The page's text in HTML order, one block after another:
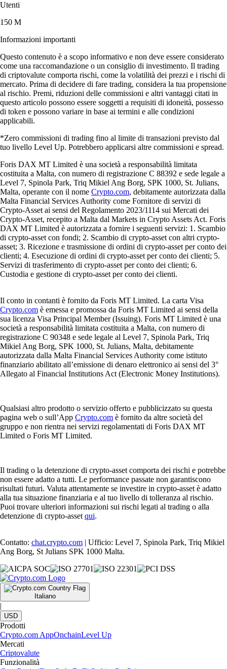
Utenti
150 M
Informazioni importanti
Questo contenuto è a scopo informativo e non deve essere considerato
come una raccomandazione o un consiglio di investimento. Il trading
di criptovalute comporta rischi, come la volatilità dei prezzi e i rischi di
mercato. Prima di decidere di fare trading, considera la tua propensione
al rischio. Premi, riduzioni delle commissioni e altri vantaggi citati in
questo articolo possono essere soggetti a requisiti di idoneità, possesso
di token e possono variare in base ai termini e alle condizioni
applicabili.
*Zero commissioni di trading fino al limite di transazioni previsto dal
tuo livello Level Up. Potrebbero applicarsi altre commissioni e spread.
Foris DAX MT Limited è una società a responsabilità limitata
costituita a Malta, con numero di registrazione C 88392 e sede legale a
Level 7, Spinola Park, Triq Mikiel Ang Borg, SPK 1000, St. Julians,
Malta, operante con il nome Crypto.com, debitamente autorizzata dalla
Malta Financial Services Authority come Fornitore di servizi di
Crypto-Asset ai sensi del Regolamento 2023/1114 sui Mercati dei
Crypto-Asset, recepito a Malta dal Markets in Crypto Assets Act. Foris
DAX MT Limited è autorizzata a fornire i seguenti servizi: 1. Scambio
di crypto-asset con fondi; 2. Scambio di crypto-asset con altri crypto-
asset; 3. Ricezione e trasmissione di ordini di crypto-asset per conto dei
clienti; 4. Esecuzione di ordini di crypto-asset per conto dei clienti; 5.
Servizi di trasferimento di crypto-asset per conto dei clienti; 6.
Custodia e gestione di crypto-asset per conto dei clienti.
Il conto in contanti è fornito da Foris MT Limited. La carta Visa
Crypto.com è emessa e promossa da Foris MT Limited ai sensi della
sua licenza Visa Principal Member (Issuing). Foris MT Limited è una
società a responsabilità limitata costituita a Malta, con numero di
registrazione C 90348 e sede legale al Level 7, Spinola Park, Triq
Mikiel Ang Borg, SPK 1000, St. Julians, Malta, debitamente
autorizzata dalla Malta Financial Services Authority come istituto
finanziario abilitato all’emissione di denaro elettronico ai sensi del 3°
Allegato al Financial Institutions Act (Electronic Money Institutions).
Qualsiasi altro prodotto o servizio offerto e pubblicizzato su questa
pagina web o sull’App Crypto.com è fornito da altre società del
gruppo e non rientra nei servizi regolamentati di Foris DAX MT
Limited o Foris MT Limited.
Il trading o la detenzione di crypto-asset comporta dei rischi e potrebbe
non essere adatto a tutti. Le performance passate non garantiscono
risultati futuri. Valuta attentamente se investire in crypto-asset è adatto
alla tua situazione finanziaria e al tuo livello di tolleranza al rischio.
Puoi trovare ulteriori informazioni sui rischi legati al trading o alla
detenzione di crypto-asset qui.
Contatto: chat.crypto.com | Ufficio: Level 7, Spinola Park, Triq Mikiel
Ang Borg, St Julians SPK 1000 Malta.
Italiano
|
USD
Prodotti
Crypto.com AppOnchainLevel Up
Mercati
Criptovalute
Funzionalità